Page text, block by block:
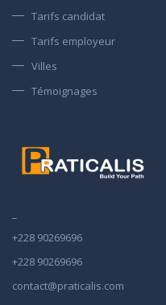
Tarifs candidat
Tarifs employeur
Villes
Témoignages
+228 90269696
+228 90269696
contact@praticalis.com